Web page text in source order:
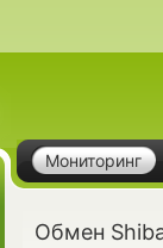
Мониторинг
Обмен